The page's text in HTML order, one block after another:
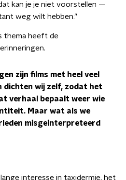
kan je je niet voorstellen —
weg wilt hebben.”
thema heeft de
zijn films met heel veel
dichten wij zelf, zodat het
verhaal bepaalt weer wie
Maar wat als we
misgeinterpreteerd
interesse in taxidermie, het